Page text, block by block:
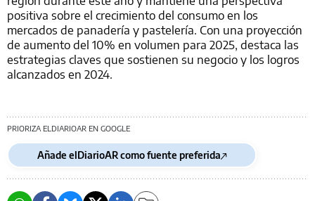
positiva sobre el crecimiento del consumo en los
mercados de panadería y pastelería. Con una proyección
de aumento del 10% en volumen para 2025, destaca las
estrategias claves que sostienen su negocio y los logros
alcanzados en 2024.
PRIORIZA ELDIARIOAR EN GOOGLE
Añade elDiarioAR como fuente preferida